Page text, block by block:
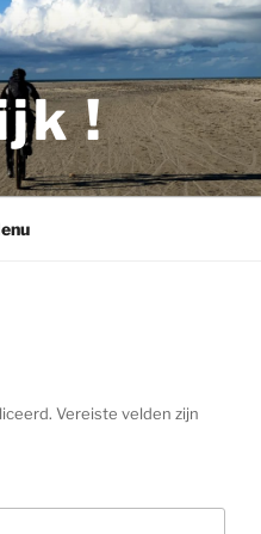
!
Vereiste velden zijn